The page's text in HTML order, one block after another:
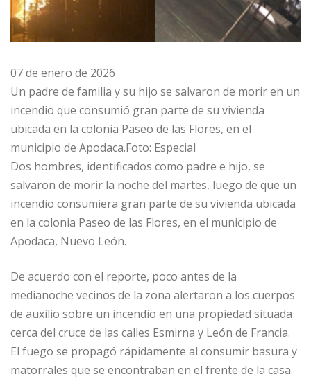
07 de enero de 2026
Un padre de familia y su hijo se salvaron de morir en un
incendio que consumió gran parte de su vivienda
ubicada en la colonia Paseo de las Flores, en el
municipio de Apodaca.Foto: Especial
Dos hombres, identificados como padre e hijo, se
salvaron de morir la noche del martes, luego de que un
incendio consumiera gran parte de su vivienda ubicada
en la colonia Paseo de las Flores, en el municipio de
Apodaca, Nuevo León.
De acuerdo con el reporte, poco antes de la
medianoche vecinos de la zona alertaron a los cuerpos
de auxilio sobre un incendio en una propiedad situada
cerca del cruce de las calles Esmirna y León de Francia.
El fuego se propagó rápidamente al consumir basura y
matorrales que se encontraban en el frente de la casa.